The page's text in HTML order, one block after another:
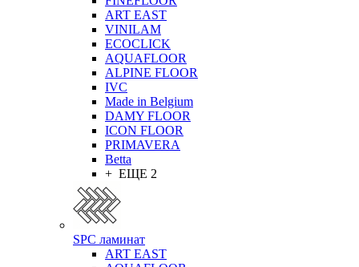
ART EAST
VINILAM
ECOCLICK
AQUAFLOOR
ALPINE FLOOR
IVC
Made in Belgium
DAMY FLOOR
ICON FLOOR
PRIMAVERA
Betta
+ ЕЩЕ 2
SPC ламинат
ART EAST